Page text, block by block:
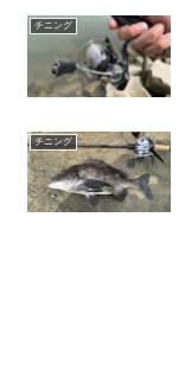
チニング
チニング